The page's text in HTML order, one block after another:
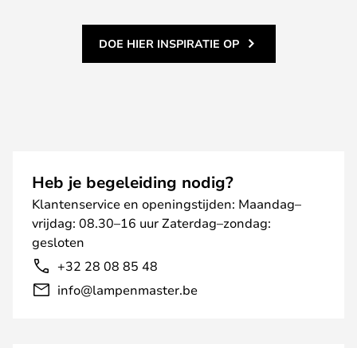
DOE HIER INSPIRATIE OP
Heb je begeleiding nodig?
Klantenservice en openingstijden: Maandag–
vrijdag: 08.30–16 uur Zaterdag–zondag:
gesloten
+32 28 08 85 48
info@lampenmaster.be